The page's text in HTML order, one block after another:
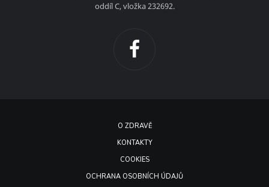
oddíl C, vložka 232692.
O ZDRAVĚ
KONTAKTY
COOKIES
OCHRANA OSOBNÍCH ÚDAJŮ